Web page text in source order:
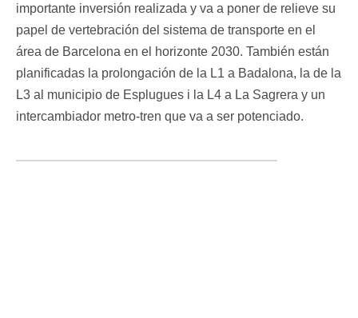
importante inversión realizada y va a poner de relieve su
papel de vertebración del sistema de transporte en el
área de Barcelona en el horizonte 2030. También están
planificadas la prolongación de la L1 a Badalona, la de la
L3 al municipio de Esplugues i la L4 a La Sagrera y un
intercambiador metro-tren que va a ser potenciado.